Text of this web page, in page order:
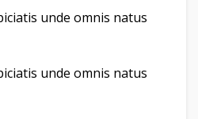
unde omnis natus
unde omnis natus